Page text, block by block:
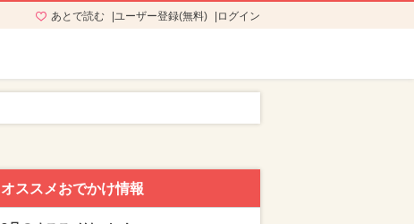
あとで読む ユーザー登録(無料) ログイン
オススメおでかけ情報